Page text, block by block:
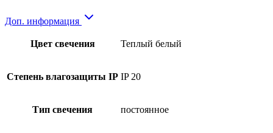
Доп. информация
Цвет свечения Теплый белый
Степень влагозащиты IP IP 20
Тип свечения постоянное